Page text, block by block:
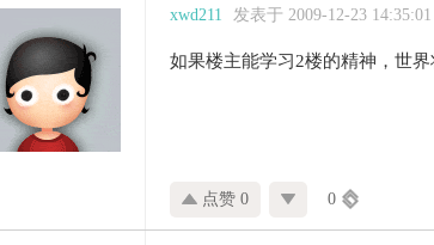
xwd211 发表于 2009-12-23 14:35:01
如果楼主能学习2楼的精神，世界
点赞 0 0